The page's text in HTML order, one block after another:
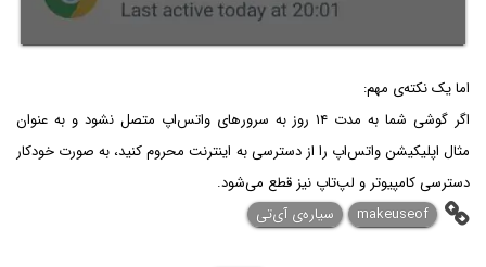
اما یک نکته‌ی مهم:
اگر گوشی شما به مدت ۱۴ روز به سرورهای واتس‌اپ متصل نشود و به عنوان
مثال اپلیکیشن واتس‌اپ را از دسترسی به اینترنت محروم کنید، به صورت خودکار
دسترسی کامپیوتر و لپ‌تاپ نیز قطع می‌شود.
makeuseof
سیاره‌ی آی‌تی